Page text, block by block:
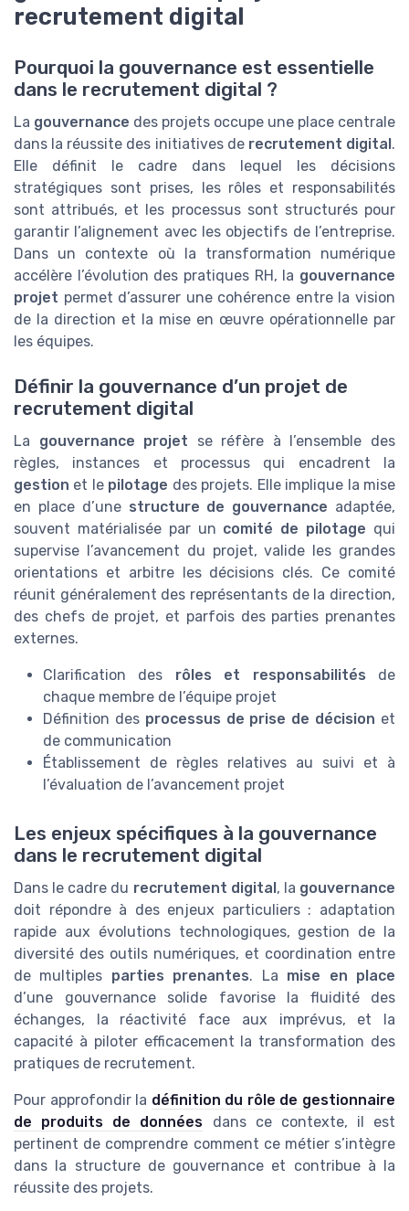
recrutement digital
Pourquoi la gouvernance est essentielle
dans le recrutement digital ?
La gouvernance des projets occupe une place centrale
dans la réussite des initiatives de recrutement digital .
Elle définit le cadre dans lequel les décisions
stratégiques sont prises, les rôles et responsabilités
sont attribués, et les processus sont structurés pour
garantir l’alignement avec les objectifs de l’entreprise.
Dans un contexte où la transformation numérique
accélère l’évolution des pratiques RH, la gouvernance
projet permet d’assurer une cohérence entre la vision
de la direction et la mise en œuvre opérationnelle par
les équipes.
Définir la gouvernance d’un projet de
recrutement digital
La gouvernance projet se réfère à l’ensemble des
règles, instances et processus qui encadrent la
gestion et le pilotage des projets. Elle implique la mise
en place d’une structure de gouvernance adaptée,
souvent matérialisée par un comité de pilotage qui
supervise l’avancement du projet, valide les grandes
orientations et arbitre les décisions clés. Ce comité
réunit généralement des représentants de la direction,
des chefs de projet, et parfois des parties prenantes
externes.
Clarification des rôles et responsabilités de
chaque membre de l’équipe projet
Définition des processus de prise de décision et
de communication
Établissement de règles relatives au suivi et à
l’évaluation de l’avancement projet
Les enjeux spécifiques à la gouvernance
dans le recrutement digital
Dans le cadre du recrutement digital, la gouvernance
doit répondre à des enjeux particuliers : adaptation
rapide aux évolutions technologiques, gestion de la
diversité des outils numériques, et coordination entre
de multiples parties prenantes. La mise en place
d’une gouvernance solide favorise la fluidité des
échanges, la réactivité face aux imprévus, et la
capacité à piloter efficacement la transformation des
pratiques de recrutement.
Pour approfondir la définition du rôle de gestionnaire
de produits de données dans ce contexte, il est
pertinent de comprendre comment ce métier s’intègre
dans la structure de gouvernance et contribue à la
réussite des projets.